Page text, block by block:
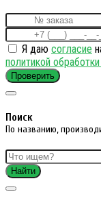
Я даю согласие
политикой
Проверить
Поиск
По названию,
Найти